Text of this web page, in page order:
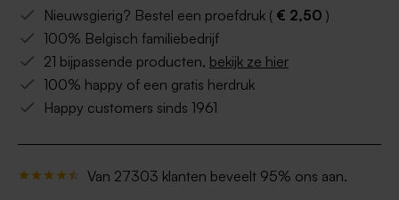
Nieuwsgierig? Bestel een proefdruk ( € 2,50 )
100% Belgisch familiebedrijf
21 bijpassende producten, bekijk ze hier
100% happy of een gratis herdruk
Happy customers sinds 1961
Van 27303 klanten beveelt 95% ons aan.